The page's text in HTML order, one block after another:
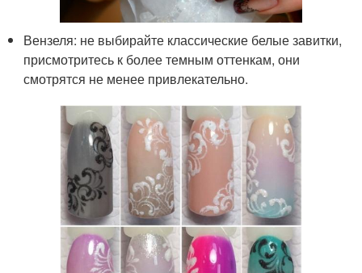
Вензеля: не выбирайте классические белые завитки,
присмотритесь к более темным оттенкам, они
смотрятся не менее привлекательно.